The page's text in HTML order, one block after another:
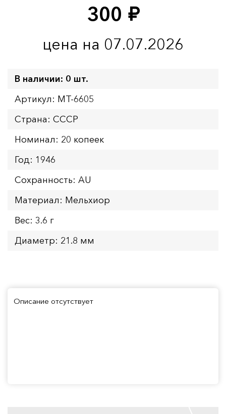
300 руб.
цена на 07.07.2026
В наличии: 0 шт.
Артикул: MT-6605
Страна: СССР
Номинал: 20 копеек
Год: 1946
Сохранность: AU
Материал: Мельхиор
Вес: 3.6 г
Диаметр: 21.8 мм
Описание отсутствует